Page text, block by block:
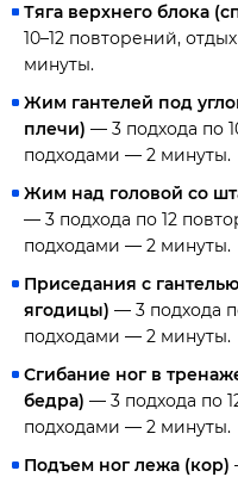
Тяга верхнего блока
10–12 повторений,
минуты.
Жим гантелей под
плечи) — 3 подхода по
подходами — 2 минуты.
Жим над головой со
— 3 подхода по 12
подходами — 2 минуты.
Приседания с
ягодицы) — 3 подхода
подходами — 2 минуты.
Сгибание ног в
бедра) — 3 подхода по
подходами — 2 минуты.
Подъем ног лежа (кор)